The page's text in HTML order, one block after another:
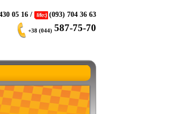
05 16 / (093) 704 36 63
+38 (044) 587-75-70